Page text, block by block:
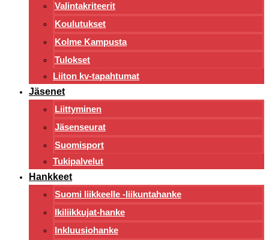
Valintakriteerit
Koulutukset
Kolme Kampusta
Tulokset
Liiton kv-tapahtumat
Jäsenet
Liittyminen
Jäsenseurat
Suomisport
Tukipalvelut
Hankkeet
Suomi liikkeelle -liikuntahanke
Ikiliikkujat-hanke
Inkluusiohanke